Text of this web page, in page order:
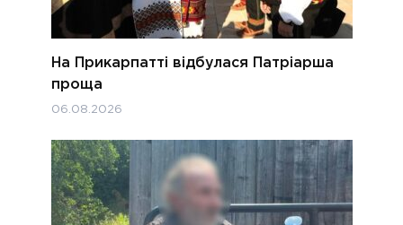
На Прикарпатті відбулася Патріарша
проща
06.08.2026